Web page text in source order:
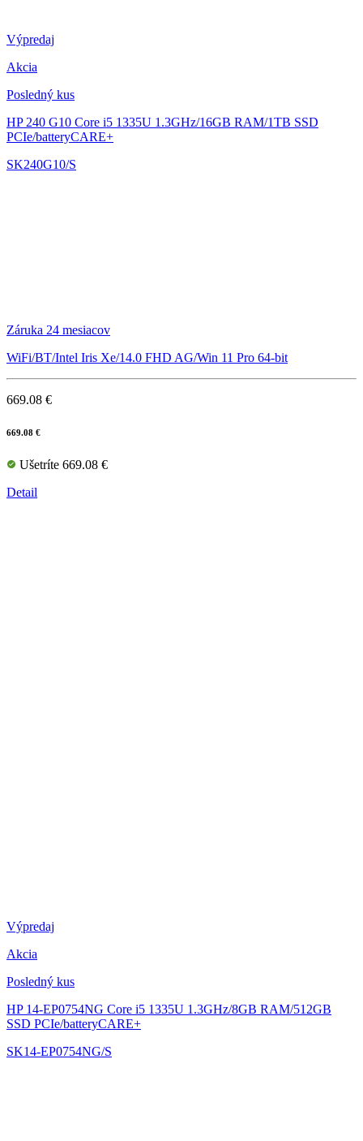
Výpredaj
Akcia
Posledný kus
HP 240 G10 Core i5 1335U 1.3GHz/16GB RAM/1TB SSD
PCIe/batteryCARE+
SK240G10/S
Záruka 24 mesiacov
WiFi/BT/Intel Iris Xe/14.0 FHD AG/Win 11 Pro 64-bit
669.08 €
669.08 €
Ušetríte 669.08 €
Detail
Výpredaj
Akcia
Posledný kus
HP 14-EP0754NG Core i5 1335U 1.3GHz/8GB RAM/512GB
SSD PCIe/batteryCARE+
SK14-EP0754NG/S